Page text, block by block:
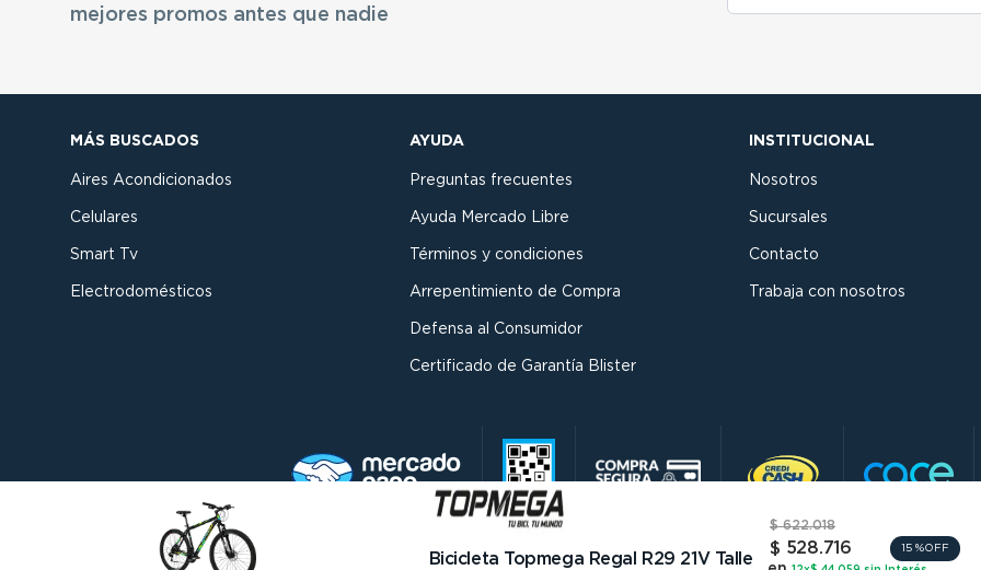
Bicicleta Topmega Regal R29 21V Talle
$ 622.018
$ 528.716 15 %OFF
mejores promos antes que nadie
MÁS BUSCADOS
Aires Acondicionados
Celulares
Smart Tv
Electrodomésticos
AYUDA
Preguntas frecuentes
Ayuda Mercado Libre
Términos y condiciones
Arrepentimiento de Compra
Defensa al Consumidor
Certificado de Garantía Blister
INSTITUCIONAL
Nosotros
Sucursales
Contacto
Trabaja con nosotros